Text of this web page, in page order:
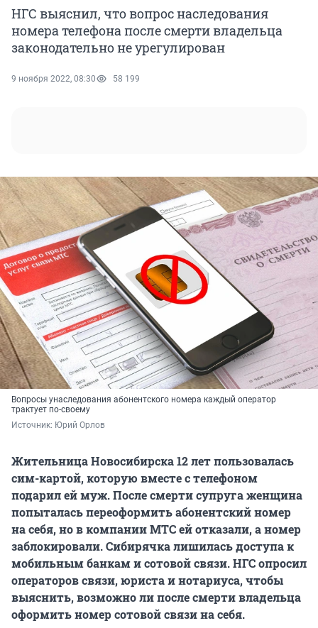
НГС выяснил, что вопрос наследования
номера телефона после смерти владельца
законодательно не урегулирован
9 ноября 2022, 08:30 58 199
Вопросы унаследования абонентского номера каждый оператор
трактует по-своему
Источник: Юрий Орлов
Жительница Новосибирска 12 лет пользовалась
сим-картой, которую вместе с телефоном
подарил ей муж. После смерти супруга женщина
попыталась переоформить абонентский номер
на себя, но в компании МТС ей отказали, а номер
заблокировали. Сибирячка лишилась доступа к
мобильным банкам и сотовой связи. НГС опросил
операторов связи, юриста и нотариуса, чтобы
выяснить, возможно ли после смерти владельца
оформить номер сотовой связи на себя.